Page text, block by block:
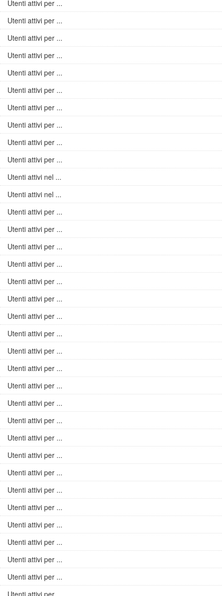
Utenti attivi per ...
Utenti attivi per ...
Utenti attivi per ...
Utenti attivi per ...
Utenti attivi per ...
Utenti attivi per ...
Utenti attivi per ...
Utenti attivi per ...
Utenti attivi per ...
Utenti attivi per ...
Utenti attivi nel ...
Utenti attivi nel ...
Utenti attivi per ...
Utenti attivi per ...
Utenti attivi per ...
Utenti attivi per ...
Utenti attivi per ...
Utenti attivi per ...
Utenti attivi per ...
Utenti attivi per ...
Utenti attivi per ...
Utenti attivi per ...
Utenti attivi per ...
Utenti attivi per ...
Utenti attivi per ...
Utenti attivi per ...
Utenti attivi per ...
Utenti attivi per ...
Utenti attivi per ...
Utenti attivi per ...
Utenti attivi per ...
Utenti attivi per ...
Utenti attivi per ...
Utenti attivi per ...
Utenti attivi per ...